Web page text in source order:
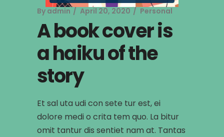
By admin April 20, 2020 Personal
A book cover is
a haiku of the
story
Et sal uta udi con sete tur est, ei
dolore medi o crita tem quo. La bitur
omit tantur dis sentiet nam at. Tantas